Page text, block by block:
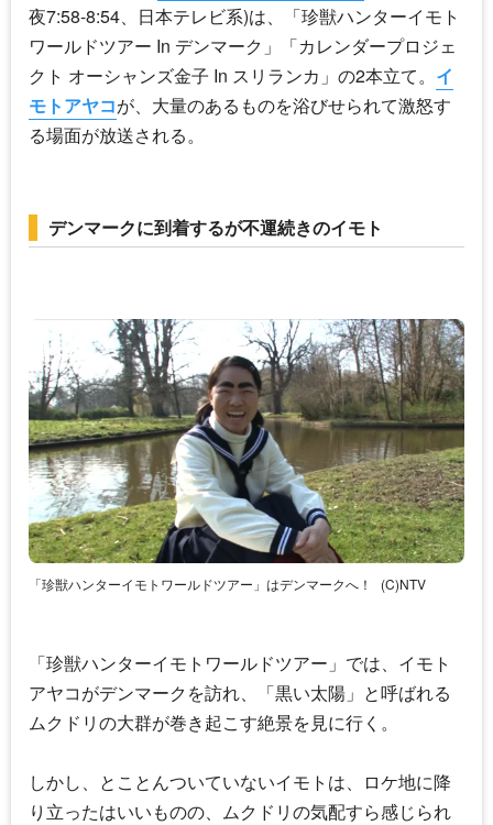
夜7:58-8:54、日本テレビ系)は、「珍獣ハンターイモト
ワールドツアー In デンマーク」「カレンダープロジェ
クト オーシャンズ金子 In スリランカ」の2本立て。 イ
モトアヤコが、大量のあるものを浴びせられて激怒す
る場面が放送される。
デンマークに到着するが不運続きのイモト
「珍獣ハンターイモトワールドツアー」はデンマークへ！ (C)NTV
「珍獣ハンターイモトワールドツアー」では、 イモト
アヤコがデンマークを訪れ、「黒い太陽」と呼ばれる
ムクドリの大群が巻き起こす絶景を見に行く。
しかし、とことんついていないイモトは、ロケ地に降
り立ったはいいものの、ムクドリの気配すら感じられ